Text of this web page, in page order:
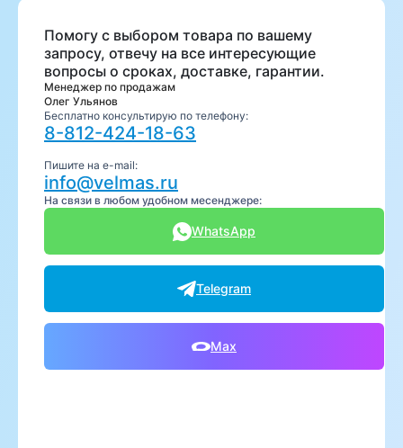
Помогу с выбором товара по вашему
запросу, отвечу на все интересующие
вопросы о сроках, доставке, гарантии.
Менеджер по продажам
Олег Ульянов
Бесплатно консультирую по телефону:
8-812-424-18-63
Пишите на e-mail:
info@velmas.ru
На связи в любом удобном месенджере:
WhatsApp
Telegram
Max